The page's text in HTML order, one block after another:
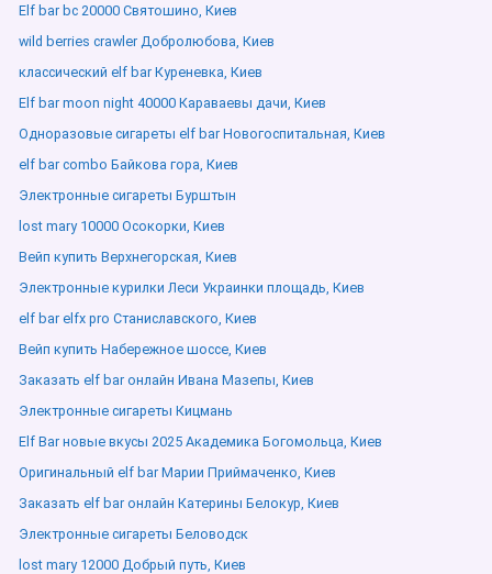
Elf bar bc 20000 Святошино, Киев
wild berries crawler Добролюбова, Киев
классический elf bar Куреневка, Киев
Elf bar moon night 40000 Караваевы дачи, Киев
Одноразовые сигареты elf bar Новогоспитальная, Киев
elf bar combo Байкова гора, Киев
Электронные сигареты Бурштын
lost mary 10000 Осокорки, Киев
Вейп купить Верхнегорская, Киев
Электронные курилки Леси Украинки площадь, Киев
elf bar elfx pro Станиславского, Киев
Вейп купить Набережное шоссе, Киев
Заказать elf bar онлайн Ивана Мазепы, Киев
Электронные сигареты Кицмань
Elf Bar новые вкусы 2025 Академика Богомольца, Киев
Оригинальный elf bar Марии Приймаченко, Киев
Заказать elf bar онлайн Катерины Белокур, Киев
Электронные сигареты Беловодск
lost mary 12000 Добрый путь, Киев